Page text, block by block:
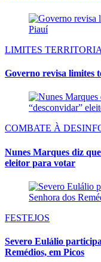
LIMITES
Governo revisa limites
COMBATE À
Nunes Marques diz
eleitor para votar
FESTEJOS
Severo Eulálio
Remédios, em Picos